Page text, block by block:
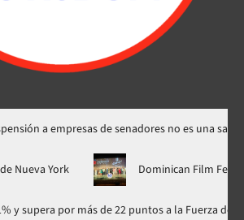
de senadores no es una sanción
de Cine de Nueva York
más de 22 puntos a la Fuerza del Pueblo